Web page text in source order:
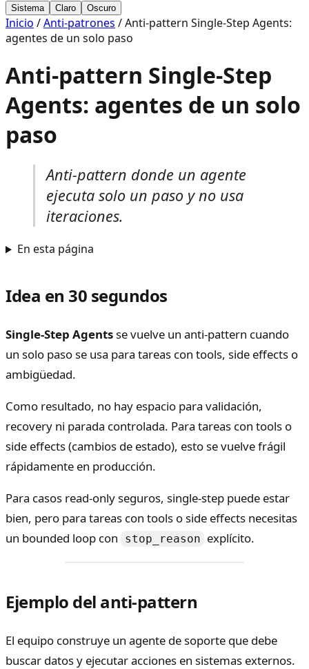
Sistema Claro Oscuro
Inicio /Anti‑patrones /Anti-pattern Single-Step Agents:
agentes de un solo paso
Anti-pattern Single-Step
Agents: agentes de un solo
paso
Anti-pattern donde un agente
ejecuta solo un paso y no usa
iteraciones.
En esta página
Idea en 30 segundos
Single-Step Agentsse vuelve un anti-pattern cuando
un solo paso se usa para tareas con tools, side effects o
ambigüedad.
Como resultado, no hay espacio para validación,
recovery ni parada controlada. Para tareas con tools o
side effects (cambios de estado), esto se vuelve frágil
rápidamente en producción.
Para casos read-only seguros, single-step puede estar
bien, pero para tareas con tools o side effects necesitas
un bounded loop con
stop_reason explícito.
Ejemplo del anti-pattern
El equipo construye un agente de soporte que debe
buscar datos y ejecutar acciones en sistemas externos.